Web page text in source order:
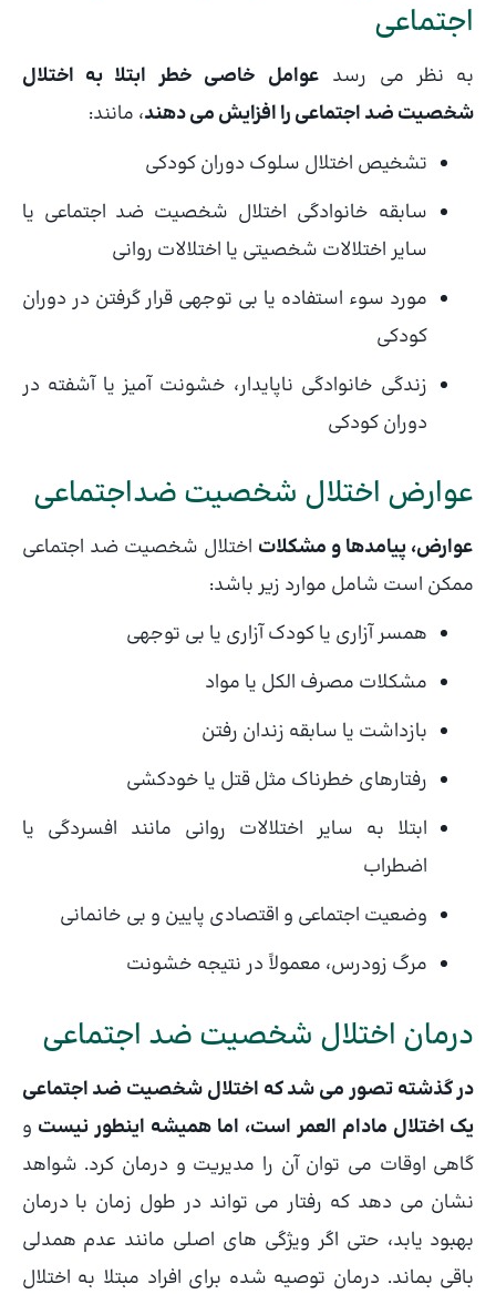
اجتماعی
به نظر می رسد عوامل خاصی خطر ابتلا به اختلال
شخصیت ضد اجتماعی را افزایش می دهند، مانند:
تشخیص اختلال سلوک دوران کودکی
سابقه خانوادگی اختلال شخصیت ضد اجتماعی یا
سایر اختلالات شخصیتی یا اختلالات روانی
مورد سوء استفاده یا بی توجهی قرار گرفتن در دوران
کودکی
زندگی خانوادگی ناپایدار، خشونت آمیز یا آشفته در
دوران کودکی
عوارض اختلال شخصیت ضداجتماعی
عوارض، پیامدها و مشکلات اختلال شخصیت ضد اجتماعی
ممکن است شامل موارد زیر باشد:
همسر آزاری یا کودک آزاری یا بی توجهی
مشکلات مصرف الکل یا مواد
بازداشت یا سابقه زندان رفتن
رفتارهای خطرناک مثل قتل یا خودکشی
ابتلا به سایر اختلالات روانی مانند افسردگی یا
اضطراب
وضعیت اجتماعی و اقتصادی پایین و بی خانمانی
مرگ زودرس، معمولاً در نتیجه خشونت
درمان اختلال شخصیت ضد اجتماعی
در گذشته تصور می شد که اختلال شخصیت ضد اجتماعی
یک اختلال مادام العمر است، اما همیشه اینطور نیست و
گاهی اوقات می توان آن را مدیریت و درمان کرد. شواهد
نشان می دهد که رفتار می تواند در طول زمان با درمان
بهبود یابد، حتی اگر ویژگی های اصلی مانند عدم همدلی
باقی بماند. درمان توصیه شده برای افراد مبتلا به اختلال